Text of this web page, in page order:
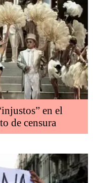
en el
de censura